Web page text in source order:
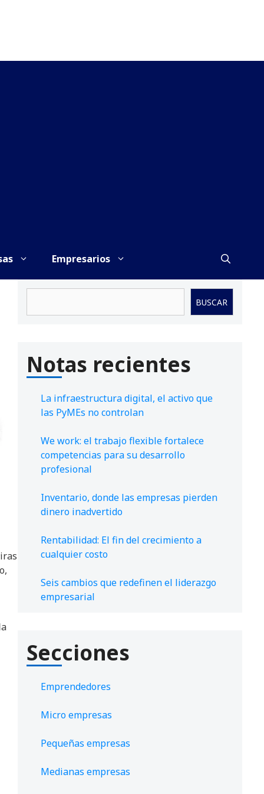
Empresarios
BUSCAR
Notas recientes
La infraestructura digital, el activo que
las PyMEs no controlan
We work: el trabajo flexible fortalece
competencias para su desarrollo
profesional
Inventario, donde las empresas pierden
dinero inadvertido
Rentabilidad: El fin del crecimiento a
cualquier costo
Seis cambios que redefinen el liderazgo
empresarial
Secciones
Emprendedores
Micro empresas
Pequeñas empresas
Medianas empresas